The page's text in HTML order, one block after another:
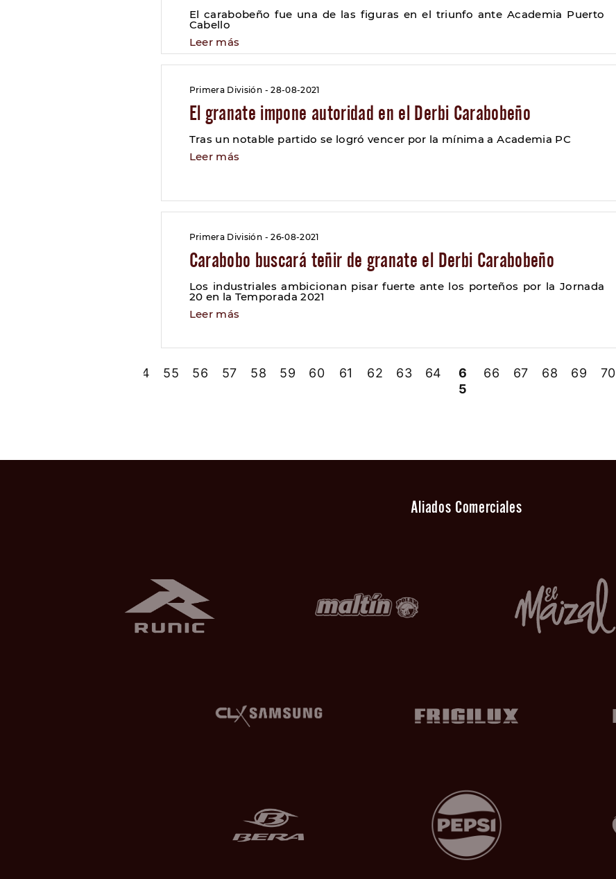
El carabobeño fue una de las figuras en el triunfo ante Academia Puerto
Cabello
Leer más
Primera División - 28-08-2021
El granate impone autoridad en el Derbi Carabobeño
Tras un notable partido se logró vencer por la mínima a Academia PC
Leer más
Primera División - 26-08-2021
Carabobo buscará teñir de granate el Derbi Carabobeño
Los industriales ambicionan pisar fuerte ante los porteños por la Jornada
20 en la Temporada 2021
Leer más
54 55 56 57 58 59 60 61 62 63 64
6
5
66 67 68 69 70
Aliados Comerciales